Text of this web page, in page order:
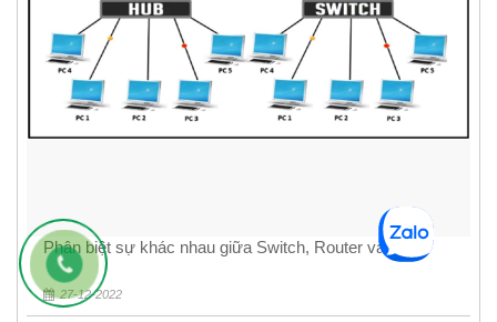
Phân biệt sự khác nhau giữa Switch, Router và Hub
27-12-2022